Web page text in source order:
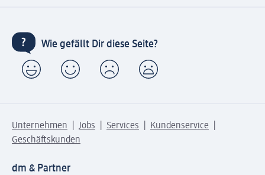
Wie gefällt Dir diese Seite?
Unternehmen Jobs Services
Kundenservice
Geschäftskunden
dm & Partner